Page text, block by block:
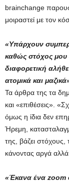
brainchange
μοιραστεί με τον
«Υπάρχουν
καθώς στόχος μου
διαφορετική
ατομικά και
Τα άρθρα της τα
και «επιθέσεις».
όμως η ίδια δεν
Ήρεμη,
της, βάζει στόχους,
κάνοντας αργά
«Έκανα ένα zoom